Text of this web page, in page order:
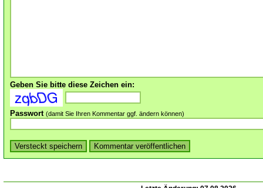
Geben Sie bitte diese Zeichen ein:
Passwort (damit Sie Ihren Kommentar ggf. ändern können)